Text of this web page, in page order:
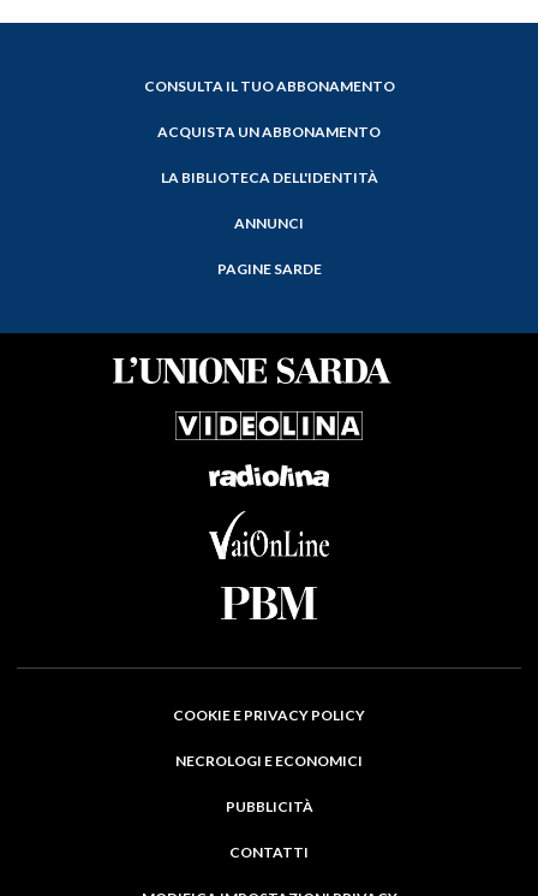
CONSULTA IL TUO ABBONAMENTO
ACQUISTA UN ABBONAMENTO
LA BIBLIOTECA DELL'IDENTITÀ
ANNUNCI
PAGINE SARDE
COOKIE E PRIVACY POLICY
NECROLOGI E ECONOMICI
PUBBLICITÀ
CONTATTI